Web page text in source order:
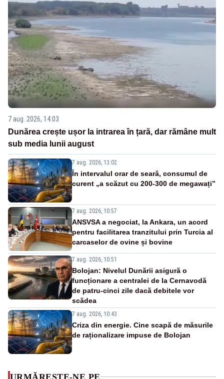
7 aug. 2026, 14:03
Dunărea crește ușor la intrarea în țară, dar rămâne mult
sub media lunii august
7 aug. 2026, 13:02
În intervalul orar de seară, consumul de
curent „a scăzut cu 200-300 de megawați”
7 aug. 2026, 10:57
ANSVSA a negociat, la Ankara, un acord
pentru facilitarea tranzitului prin Turcia al
carcaselor de ovine și bovine
7 aug. 2026, 10:51
Bolojan: Nivelul Dunării asigură o
funcționare a centralei de la Cernavodă
de patru-cinci zile dacă debitele vor
scădea
7 aug. 2026, 10:43
Criza din energie. Cine scapă de măsurile
de raționalizare impuse de Bolojan
URMĂREȘTE-NE PE